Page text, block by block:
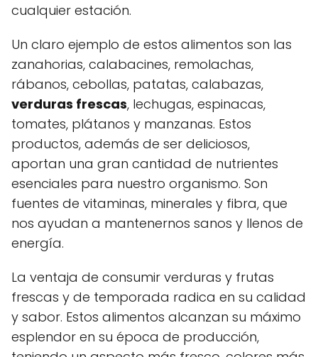
cualquier estación.
Un claro ejemplo de estos alimentos son las
zanahorias, calabacines, remolachas,
rábanos, cebollas, patatas, calabazas,
verduras frescas, lechugas, espinacas,
tomates, plátanos y manzanas. Estos
productos, además de ser deliciosos,
aportan una gran cantidad de nutrientes
esenciales para nuestro organismo. Son
fuentes de vitaminas, minerales y fibra, que
nos ayudan a mantenernos sanos y llenos de
energía.
La ventaja de consumir verduras y frutas
frescas y de temporada radica en su calidad
y sabor. Estos alimentos alcanzan su máximo
esplendor en su época de producción,